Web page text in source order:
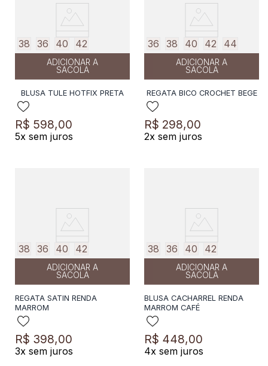
38 36 40 42
ADICIONAR A
SACOLA
BLUSA TULE HOTFIX PRETA
R$ 598,00
5x sem juros
36 38 40 42 44
ADICIONAR A
SACOLA
REGATA BICO CROCHET BEGE
R$ 298,00
2x sem juros
38 36 40 42
ADICIONAR A
SACOLA
REGATA SATIN RENDA
MARROM
R$ 398,00
3x sem juros
38 36 40 42
ADICIONAR A
SACOLA
BLUSA CACHARREL RENDA
MARROM CAFÉ
R$ 448,00
4x sem juros